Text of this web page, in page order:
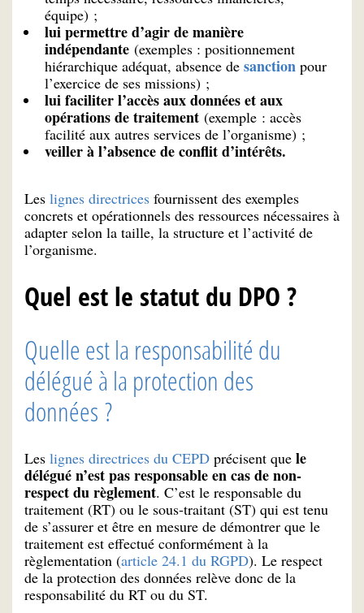
équipe) ;
lui permettre d’agir de manière
indépendante (exemples : positionnement
hiérarchique adéquat, absence de sanction pour
l’exercice de ses missions) ;
lui faciliter l’accès aux données et aux
opérations de traitement (exemple : accès
facilité aux autres services de l’organisme) ;
veiller à l’absence de conflit d’intérêts.
Les lignes directrices fournissent des exemples
concrets et opérationnels des ressources nécessaires à
adapter selon la taille, la structure et l’activité de
l’organisme.
Quel est le statut du DPO ?
Quelle est la responsabilité du
délégué à la protection des
données ?
Les lignes directrices du CEPD précisent que le
délégué n’est pas responsable en cas de non-
respect du règlement. C’est le responsable du
traitement (RT) ou le sous-traitant (ST) qui est tenu
de s’assurer et être en mesure de démontrer que le
traitement est effectué conformément à la
règlementation (article 24.1 du RGPD). Le respect
de la protection des données relève donc de la
responsabilité du RT ou du ST.